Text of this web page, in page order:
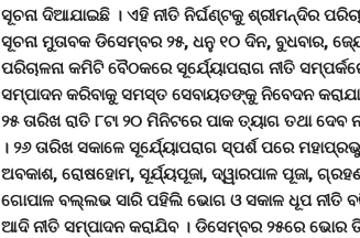
ସୂଚନା ଦିଆଯାଇଛି । ଏହି ନୀତି ନିର୍ଘଣ୍ଟକୁ ଶ୍ରୀମନ୍ଦିର
ସୂଚନା ମୁତାବକ ଡିସେମ୍ବର ୨୫, ଧନୁ ୧୦ ଦିନ, ବୁଧବାର,
ପରିଚାଳନା କମିଟି ବୈଠକରେ ସୂର୍ଯେ୍ୟାପରାଗ ନୀତି
ସମ୍ପାଦନ କରିବାକୁ ସମସ୍ତ ସେବାୟତଙ୍କୁ ନିବେଦନ
୨୫ ତାରିଖ ରାତି ୮ଟା ୨୦ ମିନିଟରେ ପାକ ତ୍ୟାଗ ତଥା
। ୨୬ ତାରିଖ ସକାଳେ ସୂର୍ଯେ୍ୟାପରାଗ ସ୍ପର୍ଶ ପରେ
ଅବକାଶ, ରୋଷହୋମ, ସୂର୍ଯ୍ୟପୂଜା, ଦ୍ୱାରପାଳ ପୂଜା,
ଗୋପାଳ ବଲ୍ଲଭ ସାରି ପହିଲି ଭୋଗ ଓ ସକାଳ ଧୂପ ନୀତି
ଆଦି ନୀତି ସମ୍ପାଦନ କରାଯିବ । ଡିସେମ୍ବର ୨୫ରେ ଭୋର